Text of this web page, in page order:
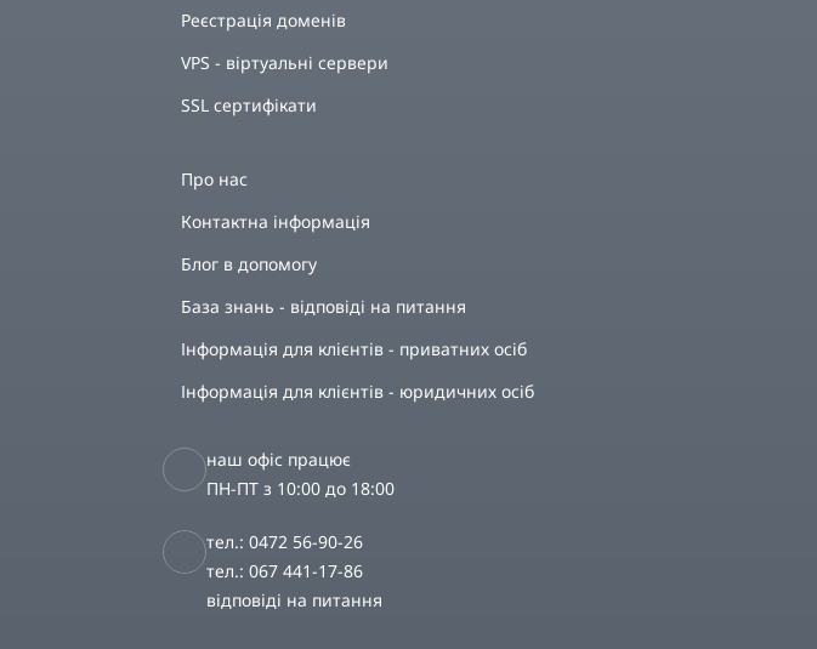
Реєстрація доменів
VPS - віртуальні сервери
SSL сертифікати
Про нас
Контактна інформація
Блог в допомогу
База знань - відповіді на питання
Інформація для клієнтів - приватних осіб
Інформація для клієнтів - юридичних осіб
наш офіс працює
ПН-ПТ з 10:00 до 18:00
тел.: 0472 56-90-26
тел.: 067 441-17-86
відповіді на питання